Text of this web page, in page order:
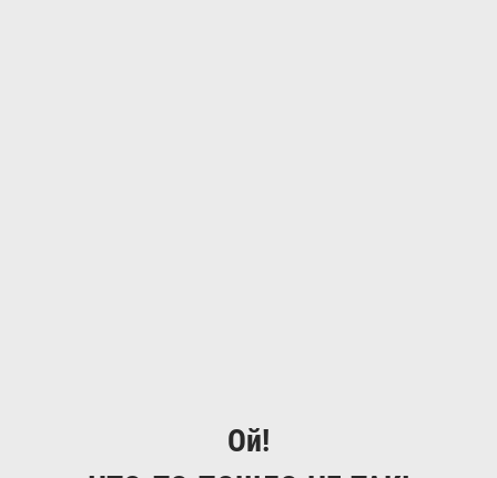
Ой!